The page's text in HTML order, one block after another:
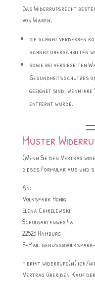
Das Widerrufsrecht
von Waren,
die schnell verderben
schnell überschritten
sowie bei versiegelten
Gesundheitsschutzes
geeignet sind, wenn
entfernt wurde.
Muster
(Wenn Sie den Vertrag
dieses Formular aus und
An:
Volkspark Honig
Elena Chmielewski
Schulgartenweg 4a
22525 Hamburg
E-Mail:
Hiermit widerrufe(n) ich/
Vertrag über den Kauf